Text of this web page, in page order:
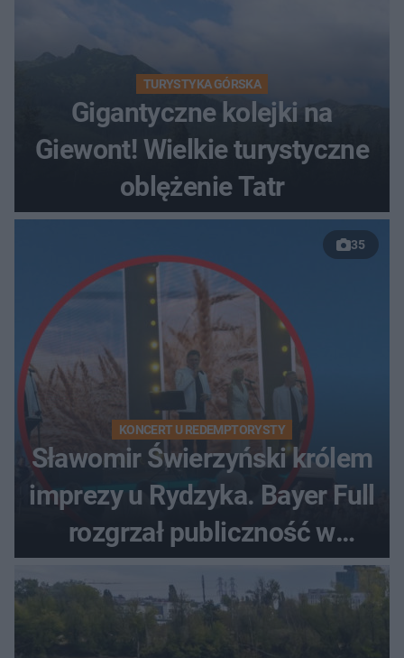
TURYSTYKA GÓRSKA
Gigantyczne kolejki na
Giewont! Wielkie turystyczne
oblężenie Tatr
35
KONCERT U REDEMPTORYSTY
Sławomir Świerzyński królem
imprezy u Rydzyka. Bayer Full
rozgrzał publiczność w
Toruniu